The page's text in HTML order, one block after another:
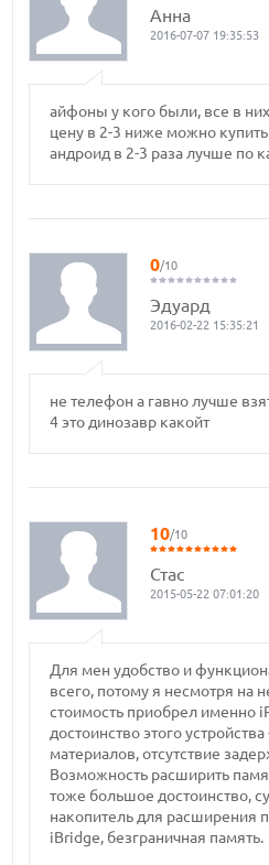
Анна
2016-07-07 19:35:53
айфоны у кого были, все в них
цену в 2-3 ниже можно
андроид в 2-3 раза лучше по
0/10
Эдуард
2016-02-22 15:35:21
не телефон а гавно лучше
4 это динозавр какойт
10/10
Стас
2015-05-22 07:01:20
Для мен удобство и
всего, потому я несмотря на
стоимость приобрел именно
достоинство этого
материалов, отсутствие
Возможность расширить
тоже большое достоинство,
накопитель для расширения
iBridge, безграничная память.